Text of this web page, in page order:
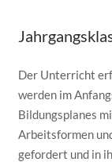
Der Unterricht
werden im
Bildungsplanes
Arbeitsformen
gefordert und in